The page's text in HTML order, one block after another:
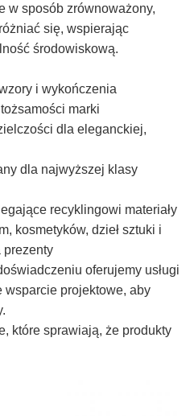
w sposób zrównoważony,
się, wspierając
środowiskową.
i wykończenia
marki
dla eleganckiej,
dla najwyższej klasy
recyklingowi materiały
kosmetyków, dzieł sztuki i
prezenty
oferujemy usługi
wsparcie projektowe, aby
które sprawiają, że produkty